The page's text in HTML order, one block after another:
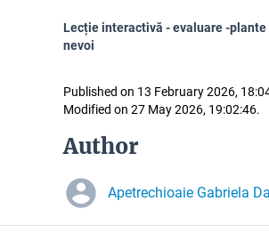
Lecție interactivă - evaluare -
nevoi
Published on 13 February 2026,
Modified on 27 May 2026, 19:02:46.
Author
Apetrechioaie Gabriela